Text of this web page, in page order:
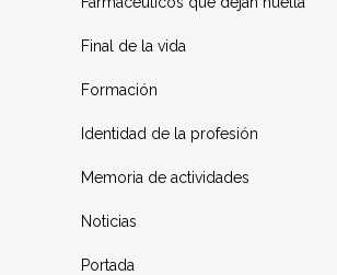
Final de la vida
Formación
Identidad de la profesión
Memoria de actividades
Noticias
Portada